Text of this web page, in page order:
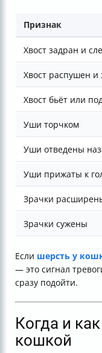
Признак
Хвост задран и
Хвост распушен и
Хвост бьёт или
Уши торчком
Уши отведены
Уши прижаты к
Зрачки
Зрачки сужены
Если шерсть у
— это сигнал
сразу подойти.
Когда и
кошкой